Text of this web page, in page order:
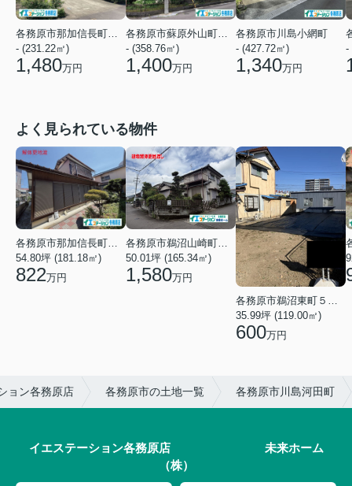
各務原市那加信長町２丁目
- (231.22㎡)
1,480万円
各務原市蘇原外山町２丁目
- (358.76㎡)
1,400万円
各務原市川島小網町
- (427.72㎡)
1,340万円
-
よく見られている物件
各務原市那加信長町３丁目
54.80坪 (181.18㎡)
822万円
各務原市鵜沼山崎町３丁目
50.01坪 (165.34㎡)
1,580万円
各務原市鵜沼東町５丁目
35.99坪 (119.00㎡)
600万円
ョン各務原店 各務原市の土地一覧 各務原市川島河田町
イエステーション各務原店 未来ホーム
（株）